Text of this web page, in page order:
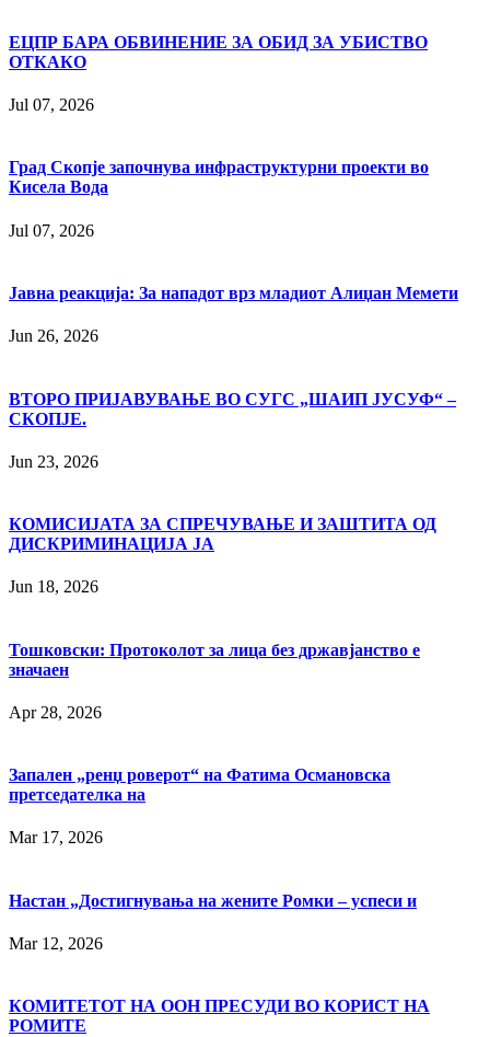
ЕЦПР БАРА ОБВИНЕНИЕ ЗА ОБИД ЗА УБИСТВО
ОТКАКО
Jul 07, 2026
Град Скопје започнува инфраструктурни проекти во
Кисела Вода
Jul 07, 2026
Јавна реакција: Зa нападот врз младиот Алиџан Мемети
Jun 26, 2026
ВТОРО ПРИЈАВУВАЊЕ ВО СУГС „ШАИП ЈУСУФ“ –
СКОПЈЕ.
Jun 23, 2026
КОМИСИЈАТА ЗА СПРЕЧУВАЊЕ И ЗАШТИТА ОД
ДИСКРИМИНАЦИЈА ЈА
Jun 18, 2026
Тошковски: Протоколот за лица без државјанство е
значаен
Apr 28, 2026
Запален „ренџ роверот“ на Фатима Османовска
претседателка на
Mar 17, 2026
Настан „Достигнувања на жените Ромки – успеси и
Mar 12, 2026
КОМИТЕТОТ НА ООН ПРЕСУДИ ВО КОРИСТ НА
РОМИТЕ